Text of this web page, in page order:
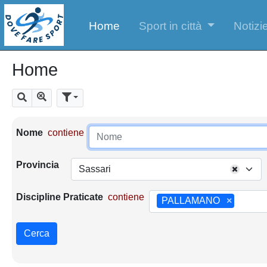
Home Sport in città
Home
Cerca Mostra tutti i risultati
Parametri di ricerca
Nome contiene
Provincia Sassari
Discipline Praticate contiene ×
PALLAMANO
Cerca